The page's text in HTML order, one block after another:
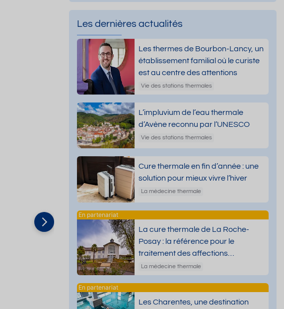
Les dernières actualités
Les thermes de Bourbon-Lancy, un
établissement familial où le curiste
est au centre des attentions
Vie des stations thermales
L’impluvium de l’eau thermale
d’Avène reconnu par l’UNESCO
Vie des stations thermales
Cure thermale en fin d’année : une
solution pour mieux vivre l’hiver
La médecine thermale
La cure thermale de La Roche-
Posay : la référence pour le
traitement des affections
dermatologiques
La médecine thermale
Les Charentes, une destination